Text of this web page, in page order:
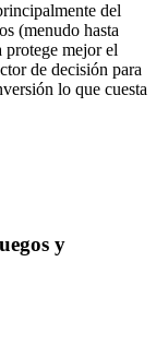
del
(menudo hasta
mejor el
de decisión para
lo que cuesta
y